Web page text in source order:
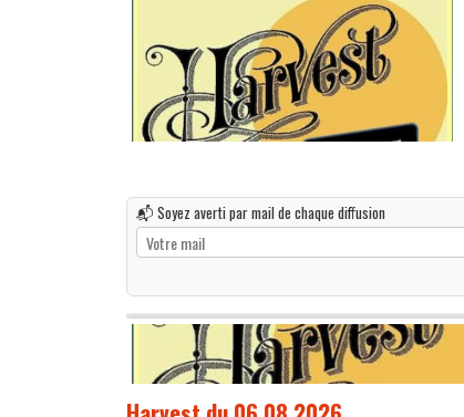
📬 Soyez averti par mail de chaque diffusion